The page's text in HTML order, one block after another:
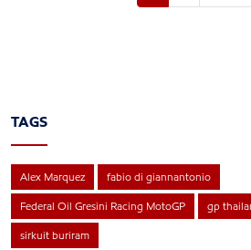
TAGS
Alex Marquez fabio di giannantonio
Federal Oil Gresini Racing MotoGP gp
sirkuit buriram